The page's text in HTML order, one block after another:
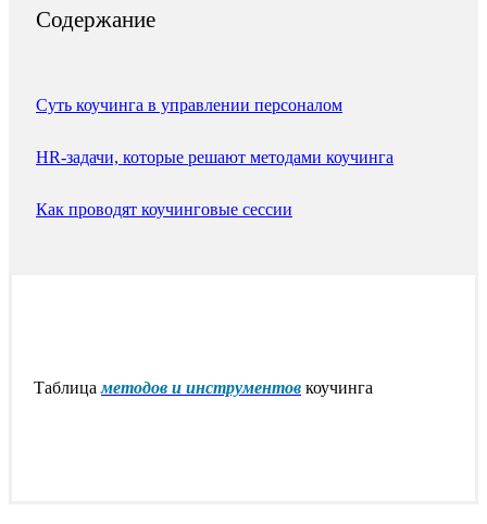
Содержание
Суть коучинга в управлении персоналом
HR-задачи, которые решают методами коучинга
Как проводят коучинговые сессии
Таблицаметодов и инструментов коучинга